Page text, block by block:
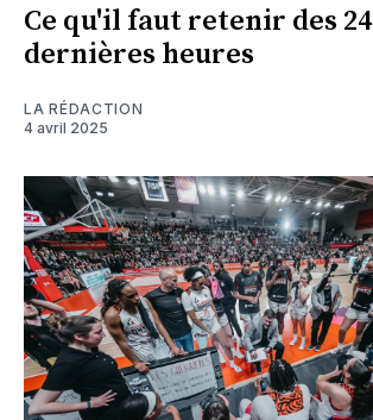
Ce qu'il faut retenir des 24
dernières heures
LA RÉDACTION
4 avril 2025